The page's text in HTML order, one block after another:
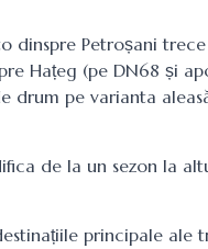
dinspre Petroșani
Hațeg (pe DN68 și
drum pe varianta
de la un sezon la
principale ale